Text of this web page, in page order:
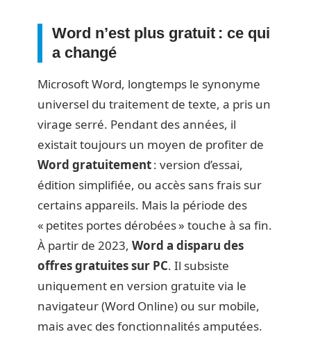
Word n’est plus gratuit : ce qui
a changé
Microsoft Word, longtemps le synonyme
universel du traitement de texte, a pris un
virage serré. Pendant des années, il
existait toujours un moyen de profiter de
Word gratuitement: version d’essai,
édition simplifiée, ou accès sans frais sur
certains appareils. Mais la période des
« petites portes dérobées » touche à sa fin.
À partir de 2023, Word a disparu des
offres gratuites sur PC. Il subsiste
uniquement en version gratuite via le
navigateur (Word Online) ou sur mobile,
mais avec des fonctionnalités amputées.